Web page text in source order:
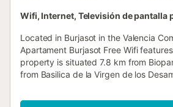
Wifi, Internet, Televisión de pantalla
Located in Burjasot in the Valencia
Apartament Burjasot Free Wifi
property is situated 7.8 km from
from Basilica de la Virgen de los